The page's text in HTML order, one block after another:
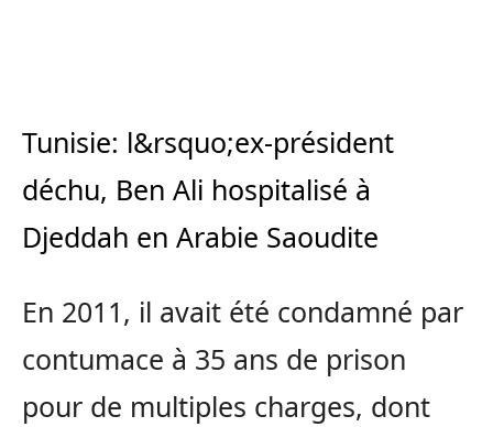
Tunisie: l&rsquo;ex-président
déchu, Ben Ali hospitalisé à
Djeddah en Arabie Saoudite
En 2011, il avait été condamné par
contumace à 35 ans de prison
pour de multiples charges, dont